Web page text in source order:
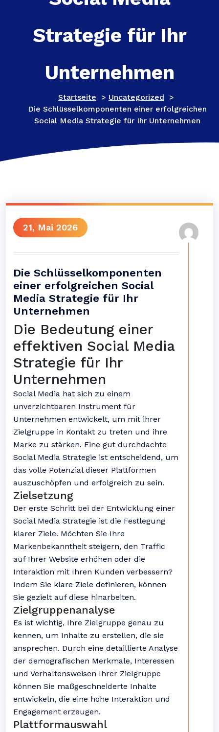
Strategie für Ihr
Unternehmen
Startseite > Uncategorized >
Die Schlüsselkomponenten einer erfolgreichen
Social Media Strategie für Ihr Unternehmen
21, Mai 2026
Die Schlüsselkomponenten
einer erfolgreichen Social
Media Strategie für Ihr
Unternehmen
Die Bedeutung einer
effektiven Social Media
Strategie für Ihr
Unternehmen
Social Media hat sich zu einem
unverzichtbaren Instrument für
Unternehmen entwickelt, um mit ihrer
Zielgruppe in Kontakt zu treten und ihre
Marke zu stärken. Eine gut durchdachte
Social Media Strategie ist entscheidend, um
das volle Potenzial dieser Plattformen
auszuschöpfen und erfolgreich zu sein.
Zielsetzung
Der erste Schritt bei der Entwicklung einer
Social Media Strategie ist die Festlegung
klarer Ziele. Möchten Sie Ihre
Markenbekanntheit steigern, den Traffic
auf Ihrer Website erhöhen oder die
Interaktion mit Ihren Kunden verbessern?
Indem Sie klare Ziele definieren, können
Sie gezielt auf diese hinarbeiten.
Zielgruppenanalyse
Es ist wichtig, Ihre Zielgruppe genau zu
kennen, um Inhalte zu erstellen, die sie
ansprechen. Durch eine detaillierte Analyse
der demografischen Merkmale, Interessen
und Verhaltensweisen Ihrer Zielgruppe
können Sie maßgeschneiderte Inhalte
entwickeln, die eine hohe Interaktion und
Engagement erzeugen.
Plattformauswahl